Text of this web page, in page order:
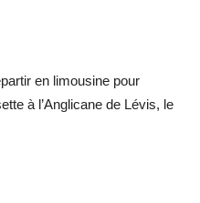
en limousine pour
à l’Anglicane de Lévis, le